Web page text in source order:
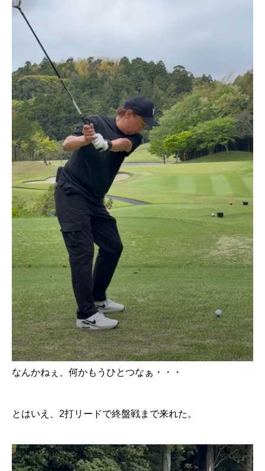
なんかねぇ、何かもうひとつなぁ・・・
とはいえ、2打リードで終盤戦まで来れた。